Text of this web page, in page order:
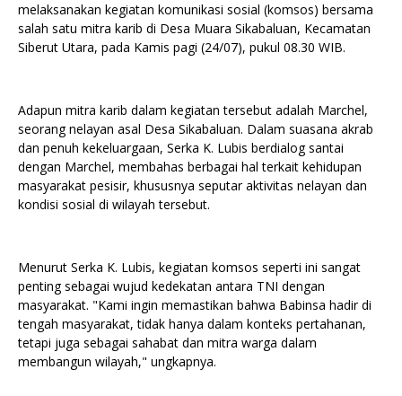
melaksanakan kegiatan komunikasi sosial (komsos) bersama
salah satu mitra karib di Desa Muara Sikabaluan, Kecamatan
Siberut Utara, pada Kamis pagi (24/07), pukul 08.30 WIB.
Adapun mitra karib dalam kegiatan tersebut adalah Marchel,
seorang nelayan asal Desa Sikabaluan. Dalam suasana akrab
dan penuh kekeluargaan, Serka K. Lubis berdialog santai
dengan Marchel, membahas berbagai hal terkait kehidupan
masyarakat pesisir, khususnya seputar aktivitas nelayan dan
kondisi sosial di wilayah tersebut.
Menurut Serka K. Lubis, kegiatan komsos seperti ini sangat
penting sebagai wujud kedekatan antara TNI dengan
masyarakat. "Kami ingin memastikan bahwa Babinsa hadir di
tengah masyarakat, tidak hanya dalam konteks pertahanan,
tetapi juga sebagai sahabat dan mitra warga dalam
membangun wilayah," ungkapnya.